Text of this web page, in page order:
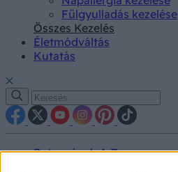
Fülgyulladás kezelése
Összes Kezelés
Életmódváltás
Kutatás
Betegségek A-Z